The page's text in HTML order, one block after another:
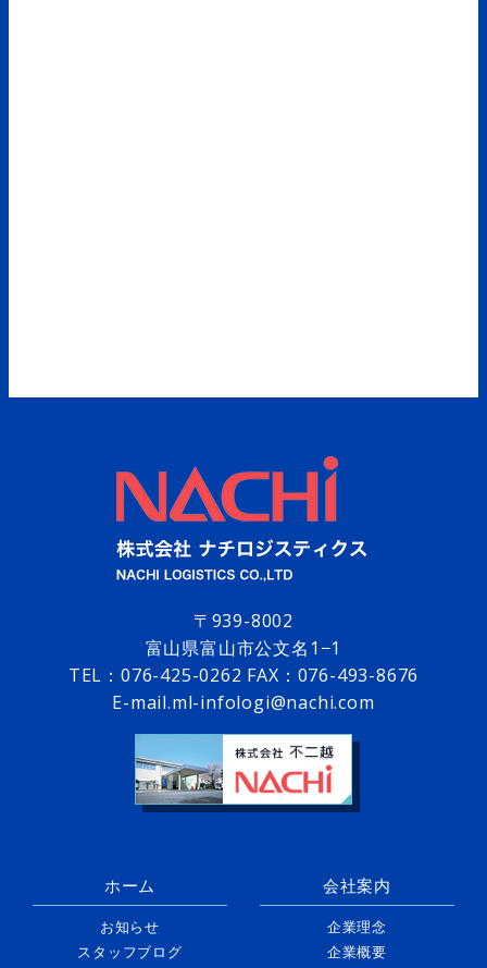
〒939-8002
富山県富山市公文名1−1
TEL： 076-425-0262 FAX：076-493-8676
E-mail.ml-infologi@nachi.com
ホーム
お知らせ
スタッフブログ
会社案内
企業理念
企業概要